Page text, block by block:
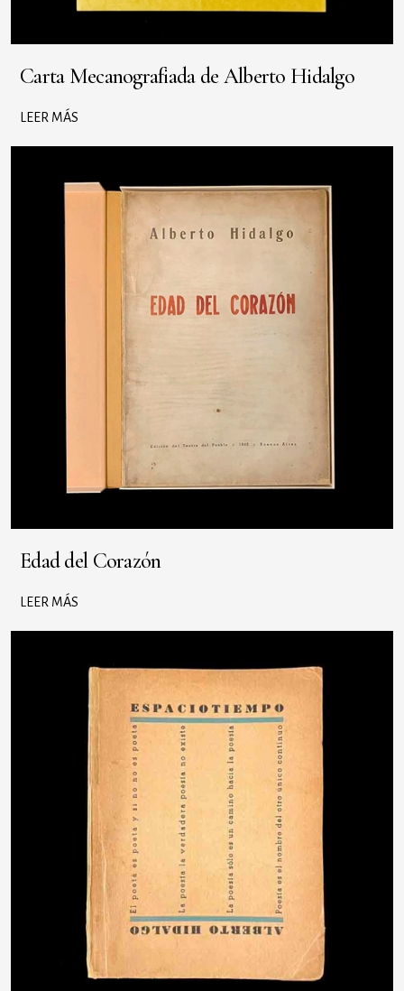
Carta Mecanografiada de Alberto Hidalgo
LEER MÁS
Edad del Corazón
LEER MÁS